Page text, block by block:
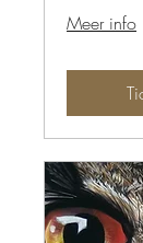
Meer info